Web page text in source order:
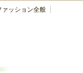
ァッション全般